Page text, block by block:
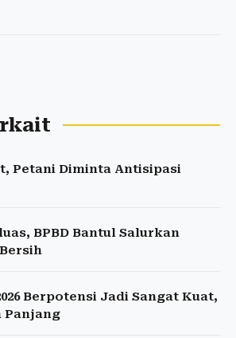
Petani Diminta Antisipasi
BPBD Bantul Salurkan
Berpotensi Jadi Sangat Kuat,
Panjang